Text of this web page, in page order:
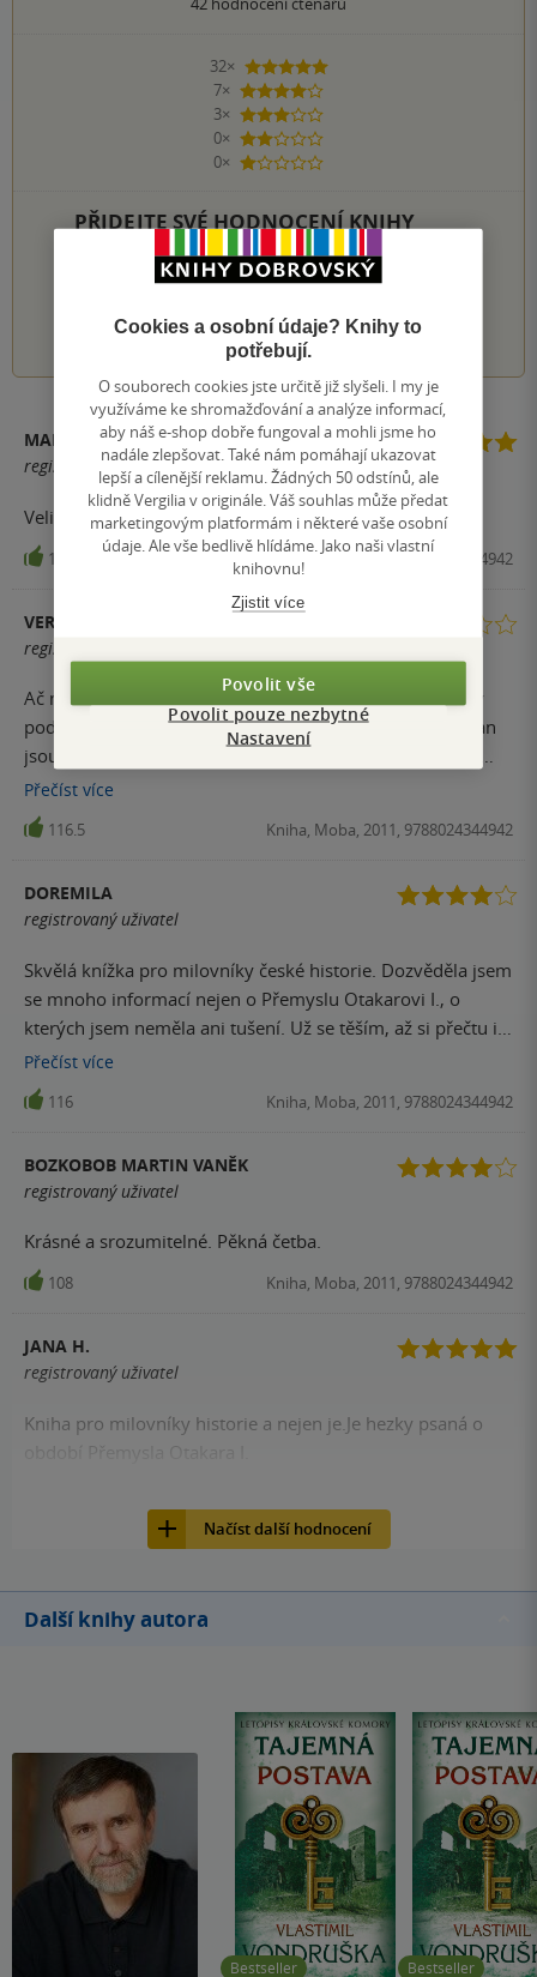
32×
5 hvězdiček
7×
4 hvězdičky
3×
3 hvězdičky
0×
2 hvězdičky
0×
1 hvezdička
PŘIDEJTE SVÉ HODNOCENÍ KNIHY
Hodnocení našich knihkupců: 0.0 z 5
1 2 3 4 5
MARTA
registrovaný uživatel
Velice dobře.
164 Kniha, Moba, 2011, 9788024344942
VERONIKA B.
registrovaný uživatel
Ač milovník historie, kniha mě tolik nenadchla. Sice se v
podstatě čte jedním dechem, ale tak nějak ty stovky stran
jsou jedno a to samé, dnes bych po půl roce od dočtení
nedokázala převyprávět děj. Ale třeba je to jen úhel
pohledu.
Přečíst více
116.5 Kniha, Moba, 2011, 9788024344942
DOREMILA
registrovaný uživatel
Skvělá knížka pro milovníky české historie. Dozvěděla jsem
se mnoho informací nejen o Přemyslu Otakarovi I., o
kterých jsem neměla ani tušení. Už se těším, až si přečtu i
další díly.
Přečíst více
116 Kniha, Moba, 2011, 9788024344942
BOZKOBOB MARTIN VANĚK
registrovaný uživatel
Krásné a srozumitelné. Pěkná četba.
108 Kniha, Moba, 2011, 9788024344942
JANA H.
registrovaný uživatel
Kniha pro milovníky historie a nejen je.Je hezky psaná o
období Přemysla Otakara I.
Načíst další hodnocení
Další knihy autora
Bestseller Bestseller
Cookies a osobní údaje? Knihy to
potřebují.
O souborech cookies jste určitě již slyšeli. I my je
využíváme ke shromažďování a analýze informací,
aby náš e-shop dobře fungoval a mohli jsme ho
nadále zlepšovat. Také nám pomáhají ukazovat
lepší a cílenější reklamu. Žádných 50 odstínů, ale
klidně Vergilia v originále. Váš souhlas může předat
marketingovým platformám i některé vaše osobní
údaje. Ale vše bedlivě hlídáme. Jako naši vlastní
knihovnu!
Zjistit více
Povolit vše
Povolit pouze nezbytné
Nastavení